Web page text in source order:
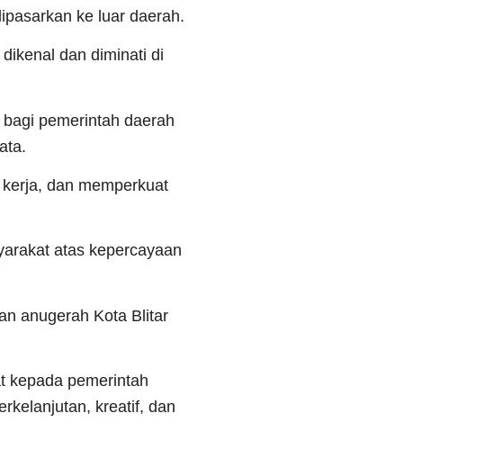
ke luar daerah.
dan diminati di
pemerintah daerah
dan memperkuat
atas kepercayaan
anugerah Kota Blitar
kepada pemerintah
kreatif, dan